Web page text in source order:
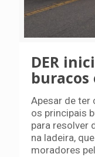
DER
buracos
Apesar de ter
os principais
para resolver
na ladeira,
moradores